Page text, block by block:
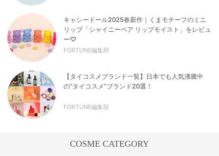
キャシードール2025春新作｜くまモチーフのミニ
リップ「シャイニーベア リップモイスト」をレビュ
ー♡
FORTUNE編集部
【タイコスメブランド一覧】日本でも人気沸騰中
の“タイコスメ”ブランド20選！
FORTUNE編集部
COSME CATEGORY